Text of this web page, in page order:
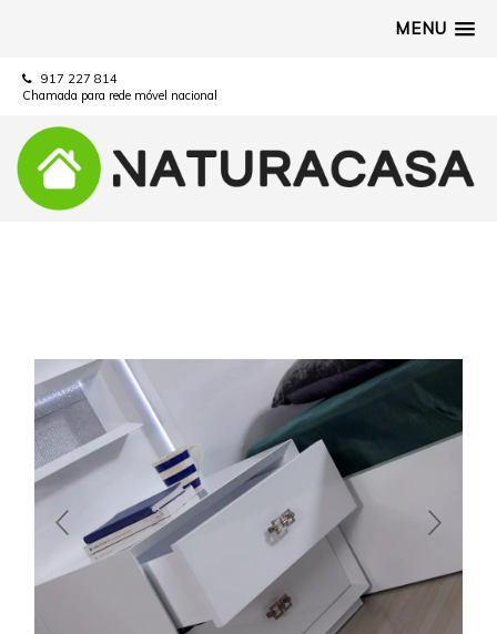
MENU
917 227 814
Chamada para rede móvel nacional